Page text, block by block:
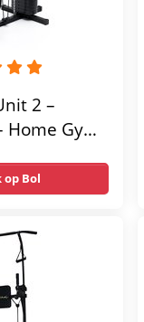
2 –
Gym
op Bol